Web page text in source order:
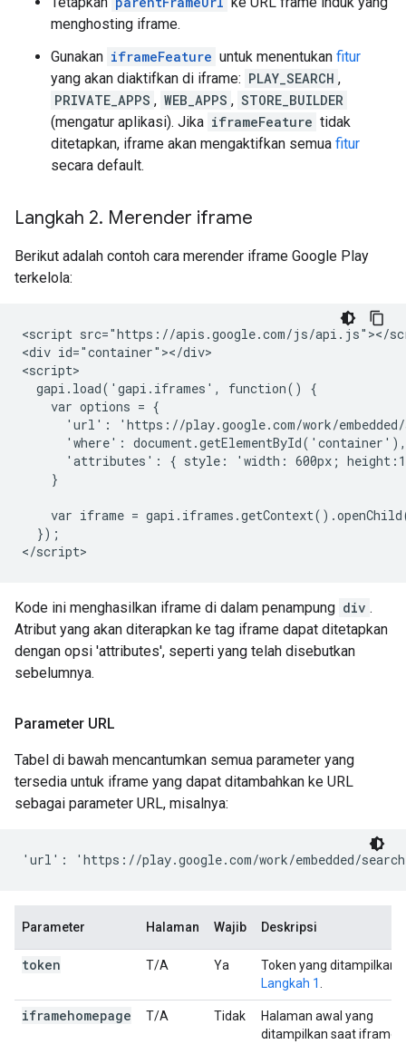
menghosting iframe.
Gunakan iframeFeature untuk menentukan fitur
yang akan diaktifkan di iframe: PLAY_SEARCH ,
PRIVATE_APPS , WEB_APPS , STORE_BUILDER
(mengatur aplikasi). Jika iframeFeature tidak
ditetapkan, iframe akan mengaktifkan semua fitur
secara default.
Langkah 2. Merender iframe
Berikut adalah contoh cara merender iframe Google Play
terkelola:
<script src="https://apis.google.com/js/api.js"></
<div id="container"></div>
<script>
  gapi.load('gapi.iframes', function() {
    var options = {
'url': 'https://play.google.com/work/
      'where': document.getElementById('container'),
'attributes': { style: 'width: 600px;
    }
var iframe =
  });
Kode ini menghasilkan iframe di dalam penampung div .
Atribut yang akan diterapkan ke tag iframe dapat ditetapkan
dengan opsi 'attributes', seperti yang telah disebutkan
sebelumnya.
Parameter URL
Tabel di bawah mencantumkan semua parameter yang
tersedia untuk iframe yang dapat ditambahkan ke URL
sebagai parameter URL, misalnya:
Parameter Halaman Wajib Deskripsi
token T/A Ya
Token yang ditampilkan
Langkah 1.
iframehomepage T/A Tidak
Halaman awal yang
ditampilkan saat iframe